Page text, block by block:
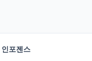
포젠스